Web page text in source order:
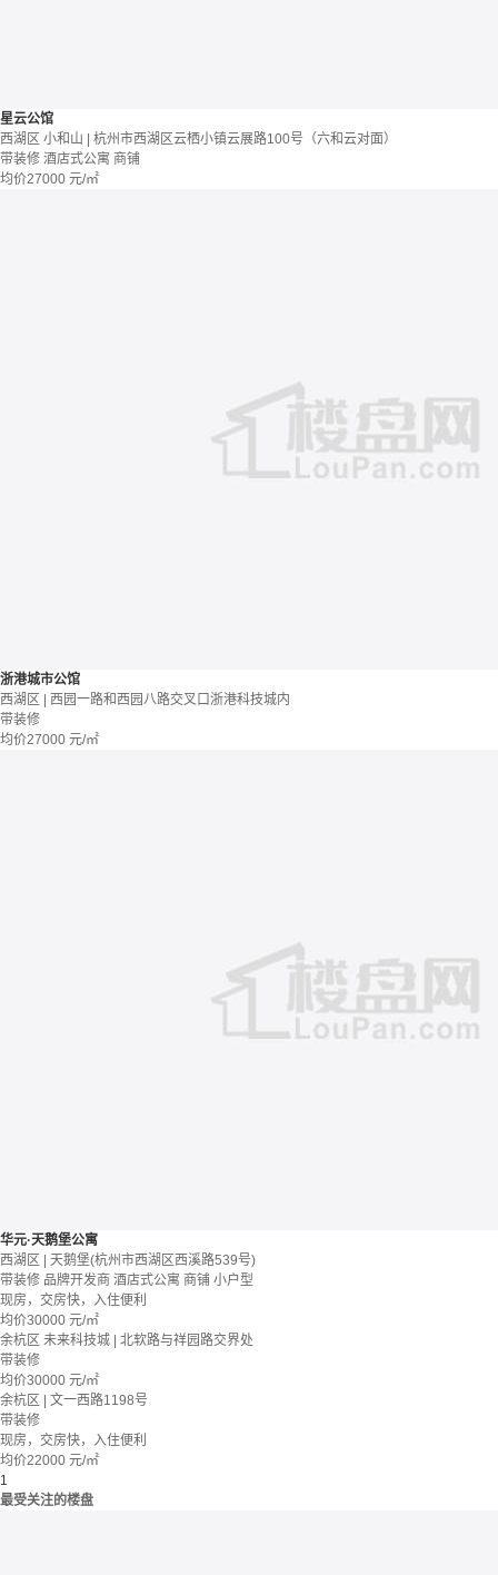
星云公馆
西湖区 小和山 | 杭州市西湖区云栖小镇云展路100号（六和云对面）
带装修 酒店式公寓 商铺
均价27000 元/㎡
浙港城市公馆
西湖区 | 西园一路和西园八路交叉口浙港科技城内
带装修
均价27000 元/㎡
华元·天鹅堡公寓
西湖区 | 天鹅堡(杭州市西湖区西溪路539号)
带装修 品牌开发商 酒店式公寓 商铺 小户型
现房，交房快，入住便利
均价30000 元/㎡
余杭区 未来科技城 | 北软路与祥园路交界处
带装修
均价30000 元/㎡
余杭区 | 文一西路1198号
带装修
现房，交房快，入住便利
均价22000 元/㎡
1
最受关注的楼盘